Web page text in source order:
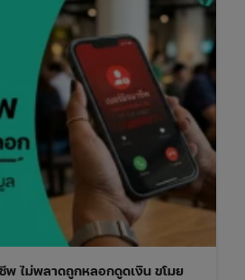
ล
พ ไม่พลาดถูกหลอกดูดเงิน ขโมย